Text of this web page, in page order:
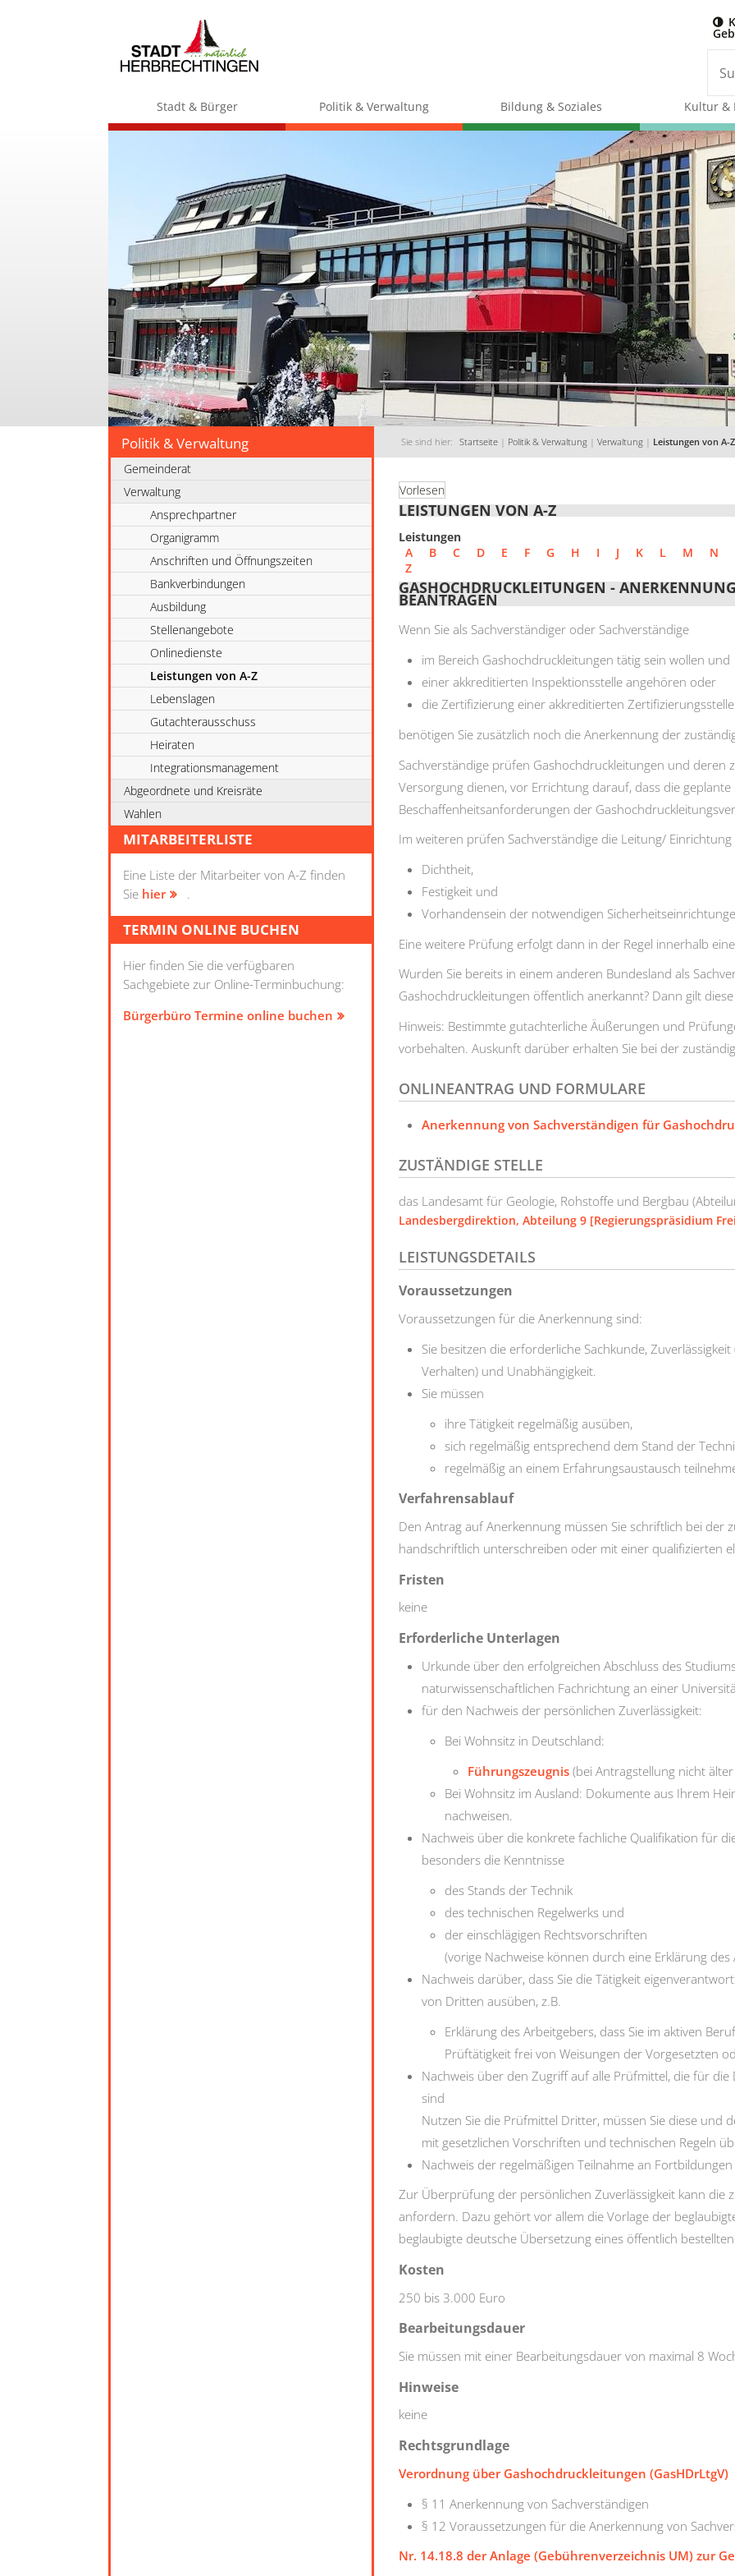
Stadt & Bürger Politik & Verwaltung Bildung & Soziales Kultur &
Politik & Verwaltung Sie sind hier: Startseite | Politik & Verwaltung | Verwaltung | Leistungen von A-Z
Gemeinderat
Verwaltung
Ansprechpartner
Organigramm
Anschriften und Öffnungszeiten
Bankverbindungen
Ausbildung
Stellenangebote
Onlinedienste
Leistungen von A-Z
Lebenslagen
Gutachterausschuss
Heiraten
Integrationsmanagement
Abgeordnete und Kreisräte
Wahlen
MITARBEITERLISTE
Eine Liste der Mitarbeiter von A-Z finden
Sie hier .
TERMIN ONLINE BUCHEN
Hier finden Sie die verfügbaren
Sachgebiete zur Online-Terminbuchung:
Bürgerbüro Termine online buchen
Vorlesen
LEISTUNGEN VON A-Z
Leistungen
A
B C D E F G H I J K L M N
Z
GASHOCHDRUCKLEITUNGEN - ANERKENNUNG
BEANTRAGEN
Wenn Sie als Sachverständiger oder Sachverständige
im Bereich Gashochdruckleitungen tätig sein wollen und
einer akkreditierten Inspektionsstelle angehören oder
die Zertifizierung einer akkreditierten Zertifizierungsstelle
benötigen Sie zusätzlich noch die Anerkennung der
Sachverständige prüfen Gashochdruckleitungen und deren
Versorgung dienen, vor Errichtung darauf, dass die geplante
Beschaffenheitsanforderungen der
Im weiteren prüfen Sachverständige die Leitung/
Dichtheit,
Festigkeit und
Vorhandensein der notwendigen
Eine weitere Prüfung erfolgt dann in der Regel innerhalb
Wurden Sie bereits in einem anderen Bundesland als
Gashochdruckleitungen öffentlich anerkannt? Dann gilt
Hinweis: Bestimmte gutachterliche Äußerungen und
vorbehalten. Auskunft darüber erhalten Sie bei der
ONLINEANTRAG UND FORMULARE
Anerkennung von Sachverständigen für
ZUSTÄNDIGE STELLE
das Landesamt für Geologie, Rohstoffe und Bergbau
Landesbergdirektion, Abteilung 9 [Regierungspräsidium
LEISTUNGSDETAILS
Voraussetzungen
Voraussetzungen für die Anerkennung sind:
Sie besitzen die erforderliche Sachkunde, Zuverlässigkeit
Verhalten) und Unabhängigkeit.
Sie müssen
ihre Tätigkeit regelmäßig ausüben,
sich regelmäßig entsprechend dem Stand der
regelmäßig an einem Erfahrungsaustausch
Verfahrensablauf
Den Antrag auf Anerkennung müssen Sie schriftlich bei der
handschriftlich unterschreiben oder mit einer qualifizierten
Fristen
keine
Erforderliche Unterlagen
Urkunde über den erfolgreichen Abschluss des
naturwissenschaftlichen Fachrichtung an einer
für den Nachweis der persönlichen Zuverlässigkeit:
Bei Wohnsitz in Deutschland:
Führungszeugnis (bei Antragstellung nicht älter
Bei Wohnsitz im Ausland: Dokumente aus Ihrem
nachweisen.
Nachweis über die konkrete fachliche Qualifikation für
besonders die Kenntnisse
des Stands der Technik
des technischen Regelwerks und
der einschlägigen Rechtsvorschriften
(vorige Nachweise können durch eine Erklärung des
Nachweis darüber, dass Sie die Tätigkeit
von Dritten ausüben, z.B.
Erklärung des Arbeitgebers, dass Sie im aktiven
Prüftätigkeit frei von Weisungen der Vorgesetzten
Nachweis über den Zugriff auf alle Prüfmittel, die für
sind
Nutzen Sie die Prüfmittel Dritter, müssen Sie diese und
mit gesetzlichen Vorschriften und technischen Regeln
Nachweis der regelmäßigen Teilnahme an
Zur Überprüfung der persönlichen Zuverlässigkeit kann die
anfordern. Dazu gehört vor allem die Vorlage der
beglaubigte deutsche Übersetzung eines öffentlich
Kosten
250 bis 3.000 Euro
Bearbeitungsdauer
Sie müssen mit einer Bearbeitungsdauer von maximal 8
Hinweise
keine
Rechtsgrundlage
Verordnung über Gashochdruckleitungen (GasHDrLtgV)
§ 11 Anerkennung von Sachverständigen
§ 12 Voraussetzungen für die Anerkennung von
Nr. 14.18.8 der Anlage (Gebührenverzeichnis UM) zur